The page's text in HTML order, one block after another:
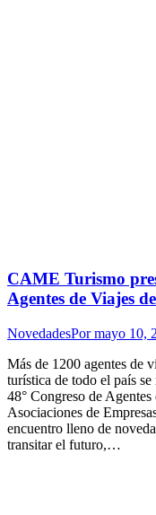
CAME Turismo
Agentes de Viajes
NovedadesPormayo 10,
Más de 1200 agentes de
turística de todo el país
48° Congreso de
Asociaciones de
encuentro lleno de
transitar el futuro,…